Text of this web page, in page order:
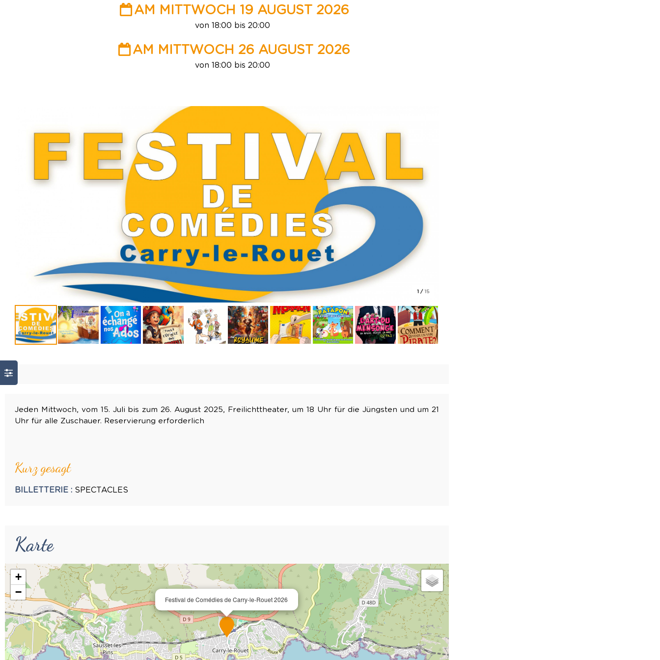
AM MITTWOCH 19 AUGUST 2026
von 18:00 bis 20:00
AM MITTWOCH 26 AUGUST 2026
von 18:00 bis 20:00
1 /15
Jeden Mittwoch, vom 15. Juli bis zum 26. August 2025, Freilichttheater, um 18 Uhr für die Jüngsten und um 21
Uhr für alle Zuschauer. Reservierung erforderlich
Kurz gesagt
BILLETTERIE : SPECTACLES
Karte
Festival de Comédies de Carry-le-Rouet 2026
+
−